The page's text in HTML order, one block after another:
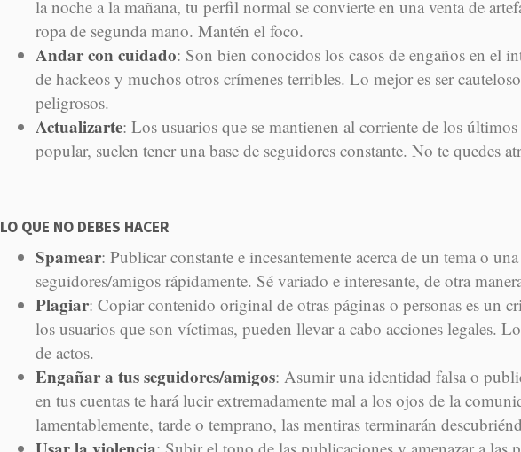
la noche a la mañana, tu perfil normal se convierte en una venta de
ropa de segunda mano. Mantén el foco.
Andar con cuidado: Son bien conocidos los casos de engaños en el
de hackeos y muchos otros crímenes terribles. Lo mejor es ser
peligrosos.
Actualizarte: Los usuarios que se mantienen al corriente de los
popular, suelen tener una base de seguidores constante. No te quedes
LO QUE NO DEBES HACER
Spamear: Publicar constante e incesantemente acerca de un tema o
seguidores/amigos rápidamente. Sé variado e interesante, de otra
Plagiar: Copiar contenido original de otras páginas o personas es un
los usuarios que son víctimas, pueden llevar a cabo acciones legales.
de actos.
Engañar a tus seguidores/amigos: Asumir una identidad falsa o
en tus cuentas te hará lucir extremadamente mal a los ojos de la
lamentablemente, tarde o temprano, las mentiras terminarán